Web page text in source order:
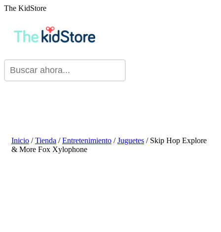
The KidStore
Inicio /Tienda /Entretenimiento /Juguetes / Skip Hop Explore
& More Fox Xylophone